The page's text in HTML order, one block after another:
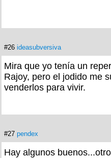
#26 ideasubversiva
Mira que yo tenía un
Rajoy, pero el jodido me
venderlos para vivir.
#27 pendex
Hay algunos